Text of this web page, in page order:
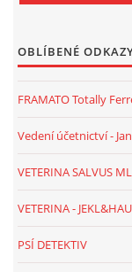
OBLÍBENÉ
FRAMATO Totally
Vedení účetnictví -
VETERINA SALVUS
VETERINA -
PSÍ DETEKTIV